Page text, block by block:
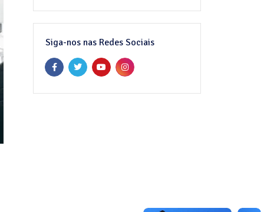
Siga-nos nas Redes Sociais